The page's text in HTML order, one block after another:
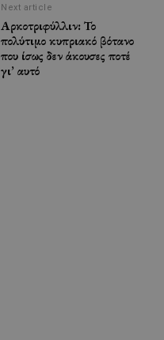
Next article
Αρκοτριφύλλιν: Το
πολύτιμο κυπριακό βότανο
που ίσως δεν άκουσες ποτέ
γι’ αυτό